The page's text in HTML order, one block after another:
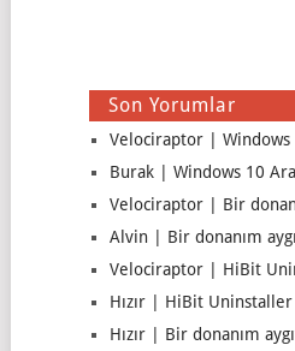
Son Yorumlar
Velociraptor | Windows
Burak | Windows 10
Velociraptor | Bir
Alvin | Bir donanım
Velociraptor | HiBit
Hızır | HiBit
Hızır | Bir donanım